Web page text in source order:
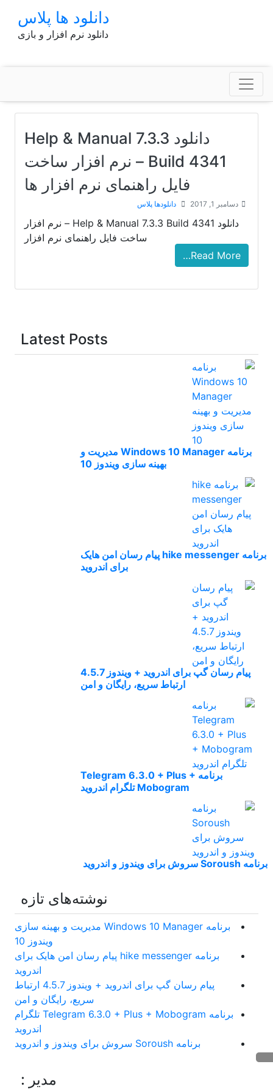
دانلود ها پلاس
دانلود نرم افزار و بازی
دانلود Help & Manual 7.3.3
Build 4341 – نرم افزار ساخت
فایل راهنمای نرم افزار ها
دسامبر 1, 2017 دانلودها پلاس
دانلود Help & Manual 7.3.3 Build 4341 – نرم افزار
ساخت فایل راهنمای نرم افزار
Read More…
Latest Posts
برنامه Windows 10 Manager مدیریت و
بهینه سازی ویندوز 10
برنامه hike messenger پیام‌ رسان‌ امن هایک
برای اندروید
پیام رسان گپ برای اندروید + ویندوز 4.5.7
ارتباط سریع، رایگان و امن
برنامه Telegram 6.3.0 + Plus +
Mobogram تلگرام اندروید
برنامه Soroush سروش برای ویندوز و اندروید
نوشته‌های تازه
برنامه Windows 10 Manager مدیریت و بهینه سازی
ویندوز 10
برنامه hike messenger پیام‌ رسان‌ امن هایک برای
اندروید
پیام رسان گپ برای اندروید + ویندوز 4.5.7 ارتباط
سریع، رایگان و امن
برنامه Telegram 6.3.0 + Plus + Mobogram تلگرام
اندروید
برنامه Soroush سروش برای ویندوز و اندروید
مدیر :